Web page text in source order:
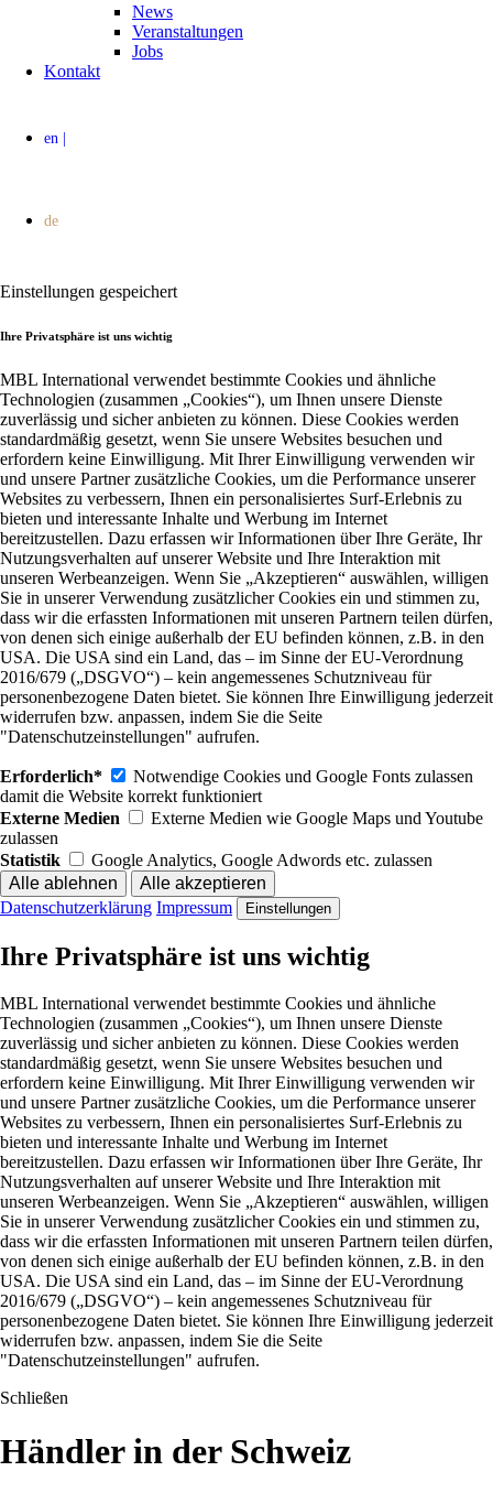
News
Veranstaltungen
Jobs
Kontakt
Einstellungen gespeichert
Ihre Privatsphäre ist uns wichtig
MBL International verwendet bestimmte Cookies und ähnliche
Technologien (zusammen „Cookies“), um Ihnen unsere Dienste
zuverlässig und sicher anbieten zu können. Diese Cookies werden
standardmäßig gesetzt, wenn Sie unsere Websites besuchen und
erfordern keine Einwilligung. Mit Ihrer Einwilligung verwenden wir
und unsere Partner zusätzliche Cookies, um die Performance unserer
Websites zu verbessern, Ihnen ein personalisiertes Surf-Erlebnis zu
bieten und interessante Inhalte und Werbung im Internet
bereitzustellen. Dazu erfassen wir Informationen über Ihre Geräte, Ihr
Nutzungsverhalten auf unserer Website und Ihre Interaktion mit
unseren Werbeanzeigen. Wenn Sie „Akzeptieren“ auswählen, willigen
Sie in unserer Verwendung zusätzlicher Cookies ein und stimmen zu,
dass wir die erfassten Informationen mit unseren Partnern teilen dürfen,
von denen sich einige außerhalb der EU befinden können, z.B. in den
USA. Die USA sind ein Land, das – im Sinne der EU-Verordnung
2016/679 („DSGVO“) – kein angemessenes Schutzniveau für
personenbezogene Daten bietet. Sie können Ihre Einwilligung jederzeit
widerrufen bzw. anpassen, indem Sie die Seite
"Datenschutzeinstellungen" aufrufen.
Erforderlich*
Notwendige Cookies und Google Fonts zulassen
damit die Website korrekt funktioniert
Externe Medien
Externe Medien wie Google Maps und Youtube
zulassen
Statistik
Google Analytics, Google Adwords etc. zulassen
Datenschutzerklärung Impressum Einstellungen
Ihre Privatsphäre ist uns wichtig
MBL International verwendet bestimmte Cookies und ähnliche
Technologien (zusammen „Cookies“), um Ihnen unsere Dienste
zuverlässig und sicher anbieten zu können. Diese Cookies werden
standardmäßig gesetzt, wenn Sie unsere Websites besuchen und
erfordern keine Einwilligung. Mit Ihrer Einwilligung verwenden wir
und unsere Partner zusätzliche Cookies, um die Performance unserer
Websites zu verbessern, Ihnen ein personalisiertes Surf-Erlebnis zu
bieten und interessante Inhalte und Werbung im Internet
bereitzustellen. Dazu erfassen wir Informationen über Ihre Geräte, Ihr
Nutzungsverhalten auf unserer Website und Ihre Interaktion mit
unseren Werbeanzeigen. Wenn Sie „Akzeptieren“ auswählen, willigen
Sie in unserer Verwendung zusätzlicher Cookies ein und stimmen zu,
dass wir die erfassten Informationen mit unseren Partnern teilen dürfen,
von denen sich einige außerhalb der EU befinden können, z.B. in den
USA. Die USA sind ein Land, das – im Sinne der EU-Verordnung
2016/679 („DSGVO“) – kein angemessenes Schutzniveau für
personenbezogene Daten bietet. Sie können Ihre Einwilligung jederzeit
widerrufen bzw. anpassen, indem Sie die Seite
"Datenschutzeinstellungen" aufrufen.
Schließen
Händler in der Schweiz